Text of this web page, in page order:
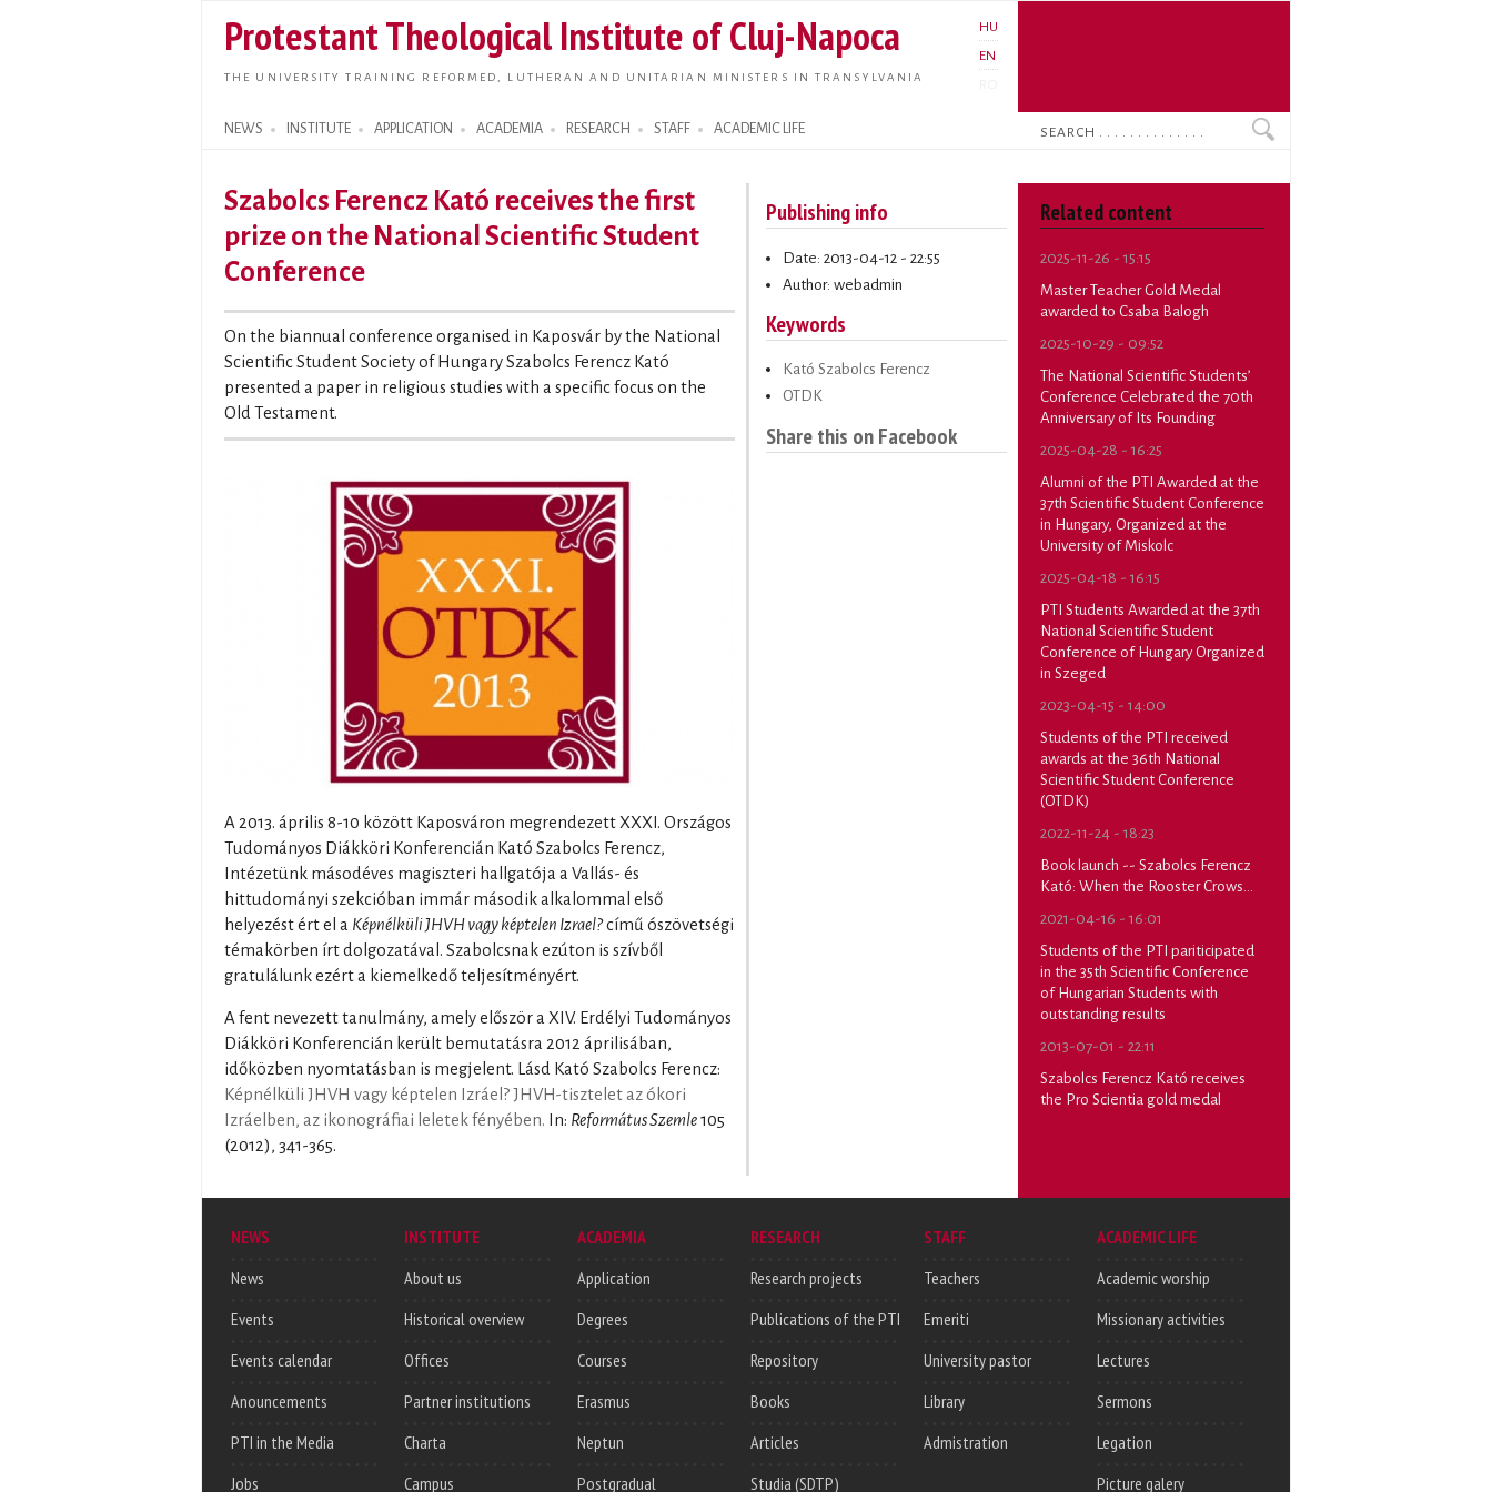
main
content
Protestant Theological Institute of Cluj-Napoca
THE UNIVERSITY TRAINING REFORMED, LUTHERAN AND UNITARIAN MINISTERS IN TRANSYLVANIA
HU
EN
NEWS INSTITUTE APPLICATION ACADEMIA RESEARCH STAFF ACADEMIC LIFE
Search form
Search
Szabolcs Ferencz Kató receives the first
prize on the National Scientific Student
Conference
On the biannual conference organised in Kaposvár by the National
Scientific Student Society of Hungary Szabolcs Ferencz Kató
presented a paper in religious studies with a specific focus on the
Old Testament.
A 2013. április 8-10 között Kaposváron megrendezett XXXI. Országos
Tudományos Diákköri Konferencián Kató Szabolcs Ferencz,
Intézetünk másodéves magiszteri hallgatója a Vallás- és
hittudományi szekcióban immár második alkalommal első
helyezést ért el a Képnélküli JHVH vagy képtelen Izrael?című ószövetségi
témakörben írt dolgozatával. Szabolcsnak ezúton is szívből
gratulálunk ezért a kiemelkedő teljesítményért.
A fent nevezett tanulmány, amely először a XIV. Erdélyi Tudományos
Diákköri Konferencián került bemutatásra 2012 áprilisában,
időközben nyomtatásban is megjelent. Lásd Kató Szabolcs Ferencz:
Képnélküli JHVH vagy képtelen Izráel? JHVH-tisztelet az ókori
Izráelben, az ikonográfiai leletek fényében. In: Református Szemle105
(2012), 341-365.
Publishing info
Date: 2013-04-12 - 22:55
Author: webadmin
Keywords
Kató Szabolcs Ferencz
OTDK
Share this on Facebook
Related content
2025-11-26 - 15:15
Master Teacher Gold Medal
awarded to Csaba Balogh
2025-10-29 - 09:52
The National Scientific Students’
Conference Celebrated the 70th
Anniversary of Its Founding
2025-04-28 - 16:25
Alumni of the PTI Awarded at the
37th Scientific Student Conference
in Hungary, Organized at the
University of Miskolc
2025-04-18 - 16:15
PTI Students Awarded at the 37th
National Scientific Student
Conference of Hungary Organized
in Szeged
2023-04-15 - 14:00
Students of the PTI received
awards at the 36th National
Scientific Student Conference
(OTDK)
2022-11-24 - 18:23
Book launch -- Szabolcs Ferencz
Kató: When the Rooster Crows...
2021-04-16 - 16:01
Students of the PTI pariticipated
in the 35th Scientific Conference
of Hungarian Students with
outstanding results
2013-07-01 - 22:11
Szabolcs Ferencz Kató receives
the Pro Scientia gold medal
NEWS
News
Events
Events calendar
Anouncements
PTI in the Media
Jobs
INSTITUTE
About us
Historical overview
Offices
Partner institutions
Charta
Campus
ACADEMIA
Application
Degrees
Courses
Erasmus
Neptun
Postgradual
RESEARCH
Research projects
Publications of the PTI
Repository
Books
Articles
Studia (SDTP)
STAFF
Teachers
Emeriti
University pastor
Library
Admistration
ACADEMIC LIFE
Academic worship
Missionary activities
Lectures
Sermons
Legation
Picture galery